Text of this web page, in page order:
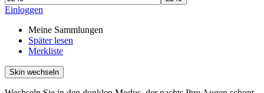
Einloggen
Meine Sammlungen
Später lesen
Merkliste
Skin wechseln